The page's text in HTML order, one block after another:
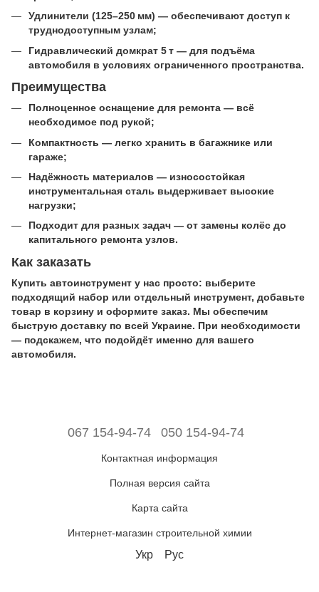
Удлинители (125–250 мм) — обеспечивают доступ к
труднодоступным узлам;
Гидравлический домкрат 5 т — для подъёма
автомобиля в условиях ограниченного пространства.
Преимущества
Полноценное оснащение для ремонта — всё
необходимое под рукой;
Компактность — легко хранить в багажнике или
гараже;
Надёжность материалов — износостойкая
инструментальная сталь выдерживает высокие
нагрузки;
Подходит для разных задач — от замены колёс до
капитального ремонта узлов.
Как заказать
Купить автоинструмент у нас просто: выберите
подходящий набор или отдельный инструмент, добавьте
товар в корзину и оформите заказ. Мы обеспечим
быструю доставку по всей Украине. При необходимости
— подскажем, что подойдёт именно для вашего
автомобиля.
067 154-94-74 050 154-94-74
Контактная информация
Полная версия сайта
Карта сайта
Интернет-магазин строительной химии
Укр Рус